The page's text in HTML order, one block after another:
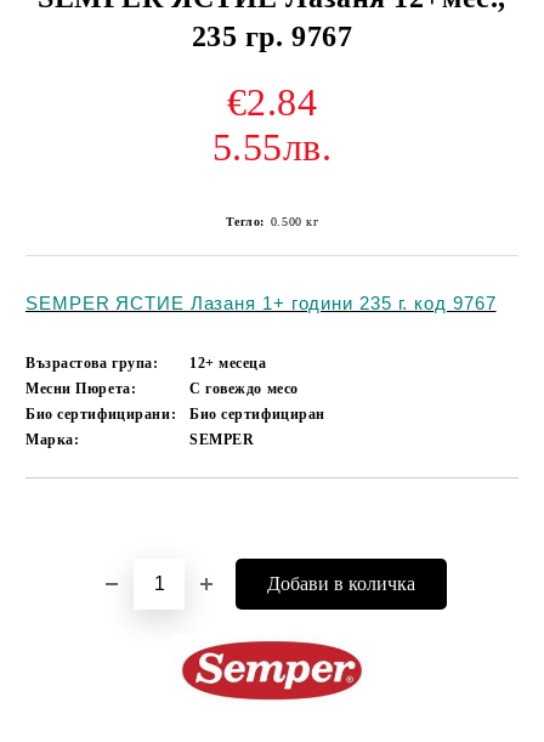
235 гр. 9767
€2.84
5.55лв.
Тегло: 0.500 кг
SEMPER ЯСТИЕ Лазаня 1+ години 235 г. код 9767
Възрастова група:
12+ месеца
Месни Пюрета:
С говеждо месо
Био сертифицирани:
Био сертифициран
Марка:
SEMPER